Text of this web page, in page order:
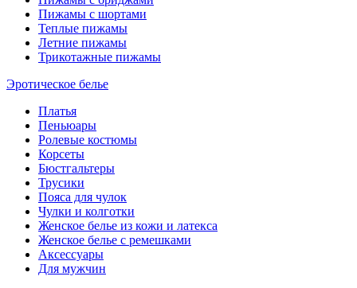
Пижамы с шортами
Теплые пижамы
Летние пижамы
Трикотажные пижамы
Эротическое белье
Платья
Пеньюары
Ролевые костюмы
Корсеты
Бюстгальтеры
Трусики
Пояса для чулок
Чулки и колготки
Женское белье из кожи и латекса
Женское белье с ремешками
Аксессуары
Для мужчин